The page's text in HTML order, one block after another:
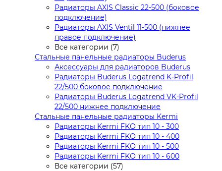
Радиаторы AXIS Classic 22-500 (боковое
подключение)
Радиаторы AXIS Ventil 11-500 (нижнее
правое подключение)
Все категории (7)
Стальные панельные радиаторы Buderus
Аксессуары для радиаторов Buderus
Радиаторы Buderus Logatrend K-Profil
22/500 боковое подключение
Радиаторы Buderus Logatrend VK-Profil
22/500 нижнее подключение
Стальные панельные радиаторы Kermi
Радиаторы Kermi FKO тип 10 - 300
Радиаторы Kermi FKO тип 10 - 400
Радиаторы Kermi FKO тип 10 - 500
Радиаторы Kermi FKO тип 10 - 600
Все категории (57)